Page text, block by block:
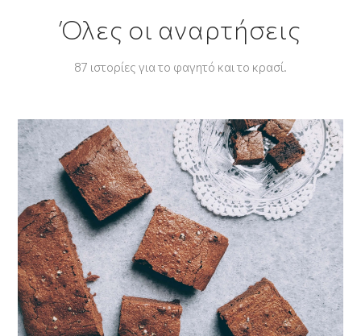
Όλες οι αναρτήσεις
87 ιστορίες για το φαγητό και το κρασί.